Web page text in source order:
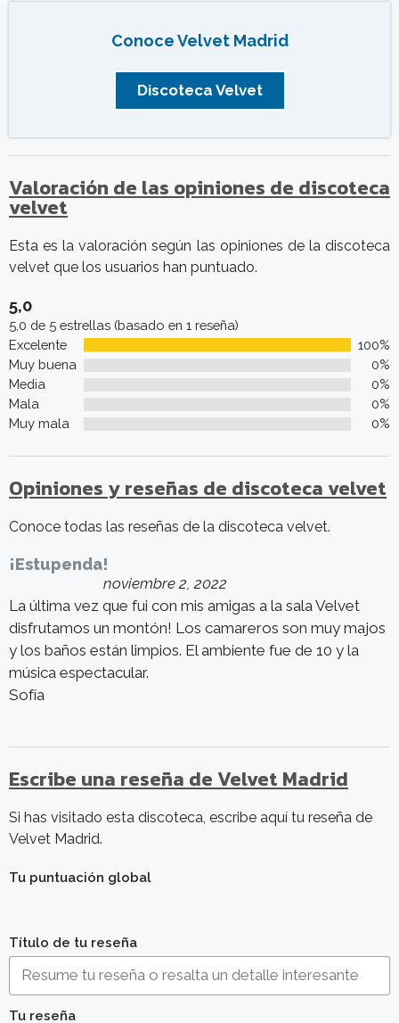
Conoce Velvet Madrid
Discoteca Velvet
Valoración de las opiniones de discoteca
velvet
Esta es la valoración según las opiniones de la discoteca
velvet que los usuarios han puntuado.
5,0
5,0 de 5 estrellas (basado en 1 reseña)
Excelente
100%
Muy buena
0%
Media
0%
Mala
0%
Muy mala
0%
Opiniones y reseñas de discoteca velvet
Conoce todas las reseñas de la discoteca velvet.
¡Estupenda!
noviembre 2, 2022
La última vez que fui con mis amigas a la sala Velvet
disfrutamos un montón! Los camareros son muy majos
y los baños están limpios. El ambiente fue de 10 y la
música espectacular.
Sofía
Escribe una reseña de Velvet Madrid
Si has visitado esta discoteca, escribe aquí tu reseña de
Velvet Madrid.
Tu puntuación global
Título de tu reseña
Tu reseña